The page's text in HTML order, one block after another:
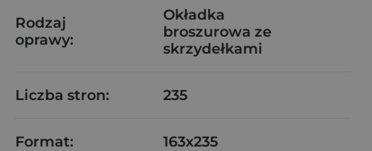
Rodzaj
oprawy:
Okładka
broszurowa ze
skrzydełkami
Liczba stron: 235
Format: 163x235